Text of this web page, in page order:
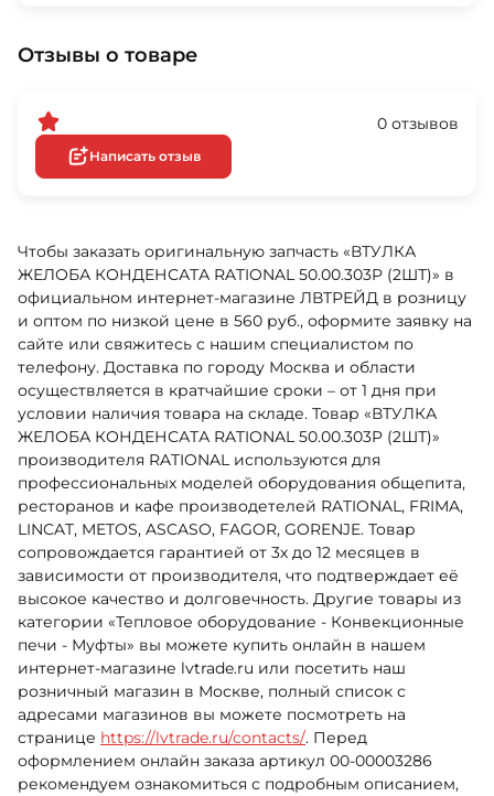
Отзывы о товаре
0 отзывов
Написать отзыв
Чтобы заказать оригинальную запчасть «ВТУЛКА
ЖЕЛОБА КОНДЕНСАТА RATIONAL 50.00.303P (2ШТ)» в
официальном интернет-магазине ЛВТРЕЙД в розницу
и оптом по низкой цене в 560 руб., оформите заявку на
сайте или свяжитесь с нашим специалистом по
телефону. Доставка по городу Москва и области
осуществляется в кратчайшие сроки – от 1 дня при
условии наличия товара на складе. Товар «ВТУЛКА
ЖЕЛОБА КОНДЕНСАТА RATIONAL 50.00.303P (2ШТ)»
производителя RATIONAL используются для
профессиональных моделей оборудования общепита,
ресторанов и кафе производетелей RATIONAL, FRIMA,
LINCAT, METOS, ASCASO, FAGOR, GORENJE. Товар
сопровождается гарантией от 3х до 12 месяцев в
зависимости от производителя, что подтверждает её
высокое качество и долговечность. Другие товары из
категории «Тепловое оборудование - Конвекционные
печи - Муфты» вы можете купить онлайн в нашем
интернет-магазине lvtrade.ru или посетить наш
розничный магазин в Москве, полный список с
адресами магазинов вы можете посмотреть на
странице https://lvtrade.ru/contacts/. Перед
оформлением онлайн заказа артикул 00-00003286
рекомендуем ознакомиться с подробным описанием,